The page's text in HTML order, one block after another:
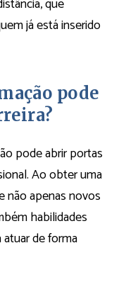
já está inserido
pode
pode abrir portas
Ao obter uma
não apenas novos
habilidades
de forma